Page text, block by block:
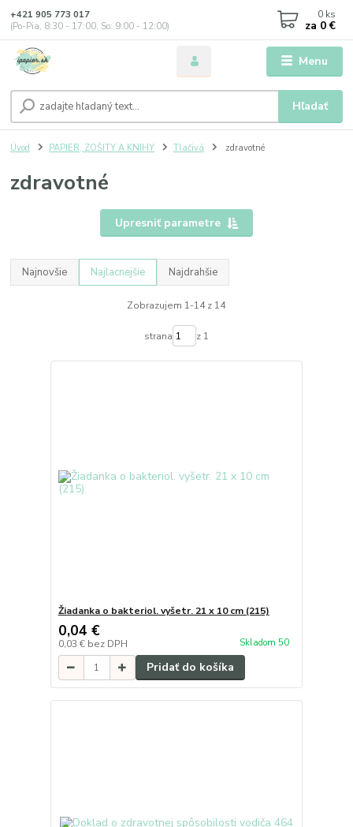
Menu
Hľadať
+421 905 773 017
(Po-Pia, 8:30 - 17:00, So: 9:00 - 12:00)
0 ks
za 0 €
Úvod PAPIER, ZOŠITY A KNIHY Tlačivá zdravotné
zdravotné
Upresniť parametre
Najnovšie Najlacnejšie Najdrahšie
Zobrazujem 1-14 z 14
strana z 1
Žiadanka o bakteriol. vyšetr. 21 x 10 cm (215)
0,04 €
0,03 € bez DPH Skladom 50
Pridať do košíka